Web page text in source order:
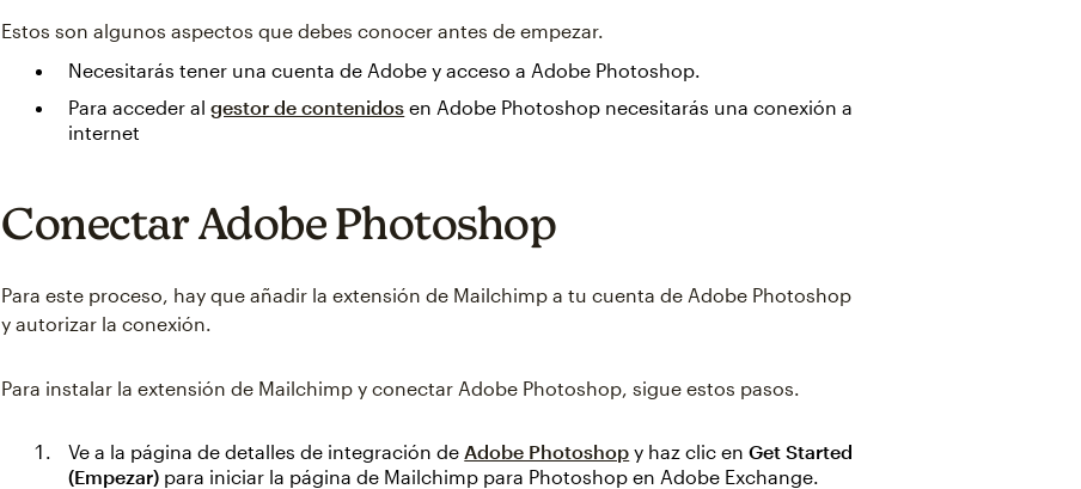
Estos son algunos aspectos que debes conocer antes de empezar.
Necesitarás tener una cuenta de Adobe y acceso a Adobe Photoshop.
Para acceder algestor de contenidos en Adobe Photoshop necesitarás una conexión a
internet
Conectar Adobe Photoshop
Para este proceso, hay que añadir la extensión de Mailchimp a tu cuenta de Adobe Photoshop
y autorizar la conexión.
Para instalar la extensión de Mailchimp y conectar Adobe Photoshop, sigue estos pasos.
Ve a la página de detalles de integración de Adobe Photoshop y haz clic enGet Started
(Empezar) para iniciar la página de Mailchimp para Photoshop en Adobe Exchange.